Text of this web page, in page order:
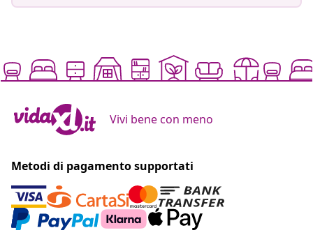
Vivi bene con meno
Metodi di pagamento supportati